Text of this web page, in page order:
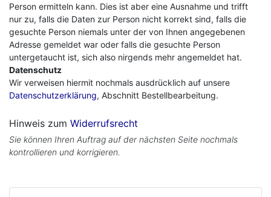
Person ermitteln kann. Dies ist aber eine Ausnahme und trifft
nur zu, falls die Daten zur Person nicht korrekt sind, falls die
gesuchte Person niemals unter der von Ihnen angegebenen
Adresse gemeldet war oder falls die gesuchte Person
untergetaucht ist, sich also nirgends mehr angemeldet hat.
Datenschutz
Wir verweisen hiermit nochmals ausdrücklich auf unsere
Datenschutzerklärung, Abschnitt Bestellbearbeitung.
Hinweis zum Widerrufsrecht
Sie können Ihren Auftrag auf der nächsten Seite nochmals
kontrollieren und korrigieren.